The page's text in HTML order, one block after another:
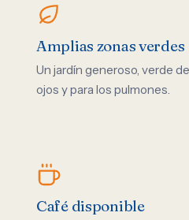
Amplias zonas verdes
Un jardín generoso, verde
ojos y para los pulmones.
Café disponible